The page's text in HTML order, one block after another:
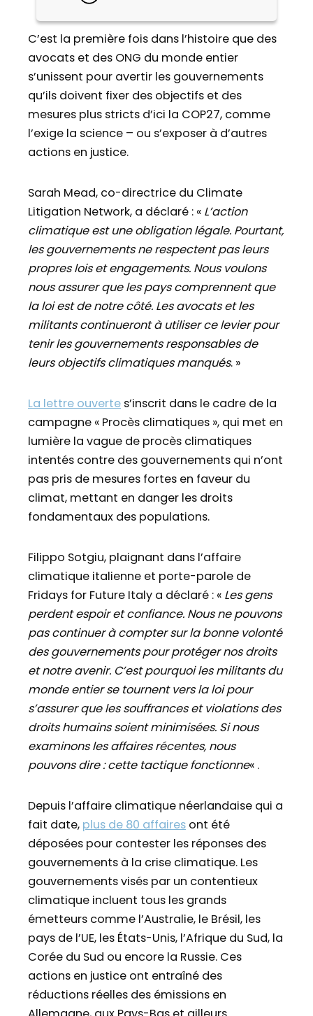
C’est la première fois dans l’histoire que des
avocats et des ONG du monde entier
s’unissent pour avertir les gouvernements
qu’ils doivent fixer des objectifs et des
mesures plus stricts d’ici la COP27, comme
l’exige la science – ou s’exposer à d’autres
actions en justice.
Sarah Mead, co-directrice du Climate
Litigation Network, a déclaré : « L’action
climatique est une obligation légale. Pourtant,
les gouvernements ne respectent pas leurs
propres lois et engagements. Nous voulons
nous assurer que les pays comprennent que
la loi est de notre côté. Les avocats et les
militants continueront à utiliser ce levier pour
tenir les gouvernements responsables de
leurs objectifs climatiques manqués. »
La lettre ouverte s’inscrit dans le cadre de la
campagne « Procès climatiques », qui met en
lumière la vague de procès climatiques
intentés contre des gouvernements qui n’ont
pas pris de mesures fortes en faveur du
climat, mettant en danger les droits
fondamentaux des populations.
Filippo Sotgiu, plaignant dans l’affaire
climatique italienne et porte-parole de
Fridays for Future Italy a déclaré : « Les gens
perdent espoir et confiance. Nous ne pouvons
pas continuer à compter sur la bonne volonté
des gouvernements pour protéger nos droits
et notre avenir. C’est pourquoi les militants du
monde entier se tournent vers la loi pour
s’assurer que les souffrances et violations des
droits humains soient minimisées. Si nous
examinons les affaires récentes, nous
pouvons dire : cette tactique fonctionne« .
Depuis l’affaire climatique néerlandaise qui a
fait date, plus de 80 affaires ont été
déposées pour contester les réponses des
gouvernements à la crise climatique. Les
gouvernements visés par un contentieux
climatique incluent tous les grands
émetteurs comme l’Australie, le Brésil, les
pays de l’UE, les États-Unis, l’Afrique du Sud, la
Corée du Sud ou encore la Russie. Ces
actions en justice ont entraîné des
réductions réelles des émissions en